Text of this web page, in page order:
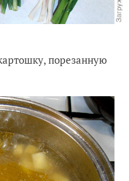
порезанную